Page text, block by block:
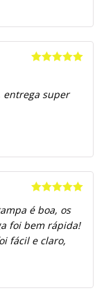
entrega super
de 5
é boa, os
foi bem rápida!
fácil e claro,